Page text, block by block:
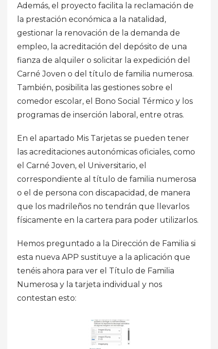
Además, el proyecto facilita la reclamación de
la prestación económica a la natalidad,
gestionar la renovación de la demanda de
empleo, la acreditación del depósito de una
fianza de alquiler o solicitar la expedición del
Carné Joven o del título de familia numerosa.
También, posibilita las gestiones sobre el
comedor escolar, el Bono Social Térmico y los
programas de inserción laboral, entre otras.
En el apartado Mis Tarjetas se pueden tener
las acreditaciones autonómicas oficiales, como
el Carné Joven, el Universitario, el
correspondiente al título de familia numerosa
o el de persona con discapacidad, de manera
que los madrileños no tendrán que llevarlos
físicamente en la cartera para poder utilizarlos.
Hemos preguntado a la Dirección de Familia si
esta nueva APP sustituye a la aplicación que
tenéis ahora para ver el Título de Familia
Numerosa y la tarjeta individual y nos
contestan esto: